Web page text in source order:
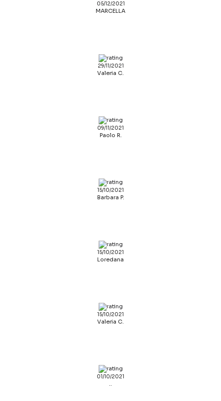
05/12/2021
MARCELLA
29/11/2021
Valeria C.
09/11/2021
Paolo R.
15/10/2021
Barbara P.
15/10/2021
Loredana
15/10/2021
Valeria C.
01/10/2021
..